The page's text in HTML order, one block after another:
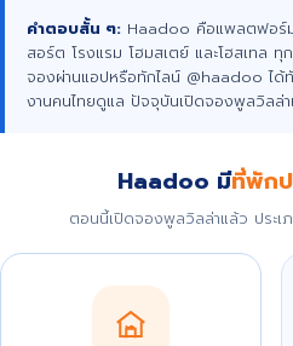
คำตอบสั้น ๆ: Haadoo คือแพลตฟอร์
สอร์ต โรงแรม โฮมสเตย์ และโฮสเทล
จองผ่านแอปหรือทักไลน์ @haadoo ได้
งานคนไทยดูแล ปัจจุบันเปิดจองพูลวิลล่
Haadoo มีที่พักป
ตอนนี้เปิดจองพูลวิลล่าแล้ว ประเ